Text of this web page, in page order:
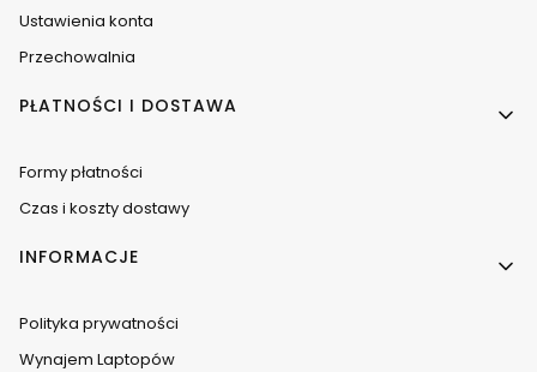
Ustawienia konta
Przechowalnia
PŁATNOŚCI I DOSTAWA
Formy płatności
Czas i koszty dostawy
INFORMACJE
Polityka prywatności
Wynajem Laptopów